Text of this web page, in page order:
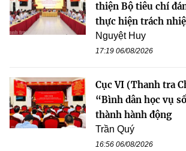
thiện Bộ tiêu chí
thực hiện trách
Nguyệt Huy
17:19 06/08/2026
Cục VI (Thanh tra
“Bình dân học vụ
thành hành động
Trần Quý
16:56 06/08/2026